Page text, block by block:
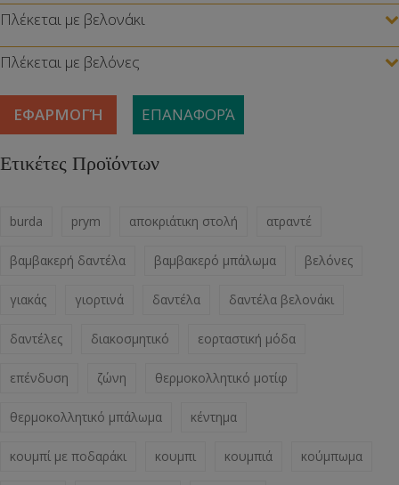
Πλέκεται με βελονάκι
Πλέκεται με βελόνες
ΕΦΑΡΜΟΓΉ ΕΠΑΝΑΦΟΡΆ
Ετικέτες Προϊόντων
burda prym αποκριάτικη στολή ατραντέ
βαμβακερή δαντέλα βαμβακερό μπάλωμα βελόνες
γιακάς γιορτινά δαντέλα δαντέλα βελονάκι
δαντέλες διακοσμητικό εορταστική μόδα
επένδυση ζώνη θερμοκολλητικό μοτίφ
θερμοκολλητικό μπάλωμα κέντημα
κουμπί με ποδαράκι κουμπι κουμπιά κούμπωμα